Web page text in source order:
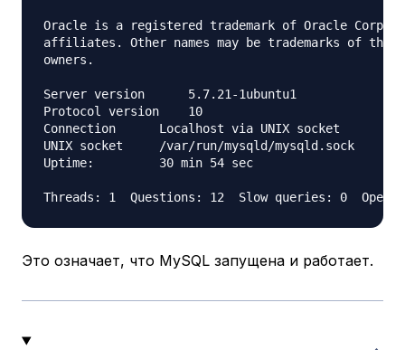
Oracle is a registered trademark of Oracle
affiliates. Other names may be trademarks of
owners.
Server version      5.7.21-1ubuntu1
Protocol version    10
Connection      Localhost via UNIX socket
UNIX socket     /var/run/mysqld/mysqld.sock
Uptime:         30 min 54 sec
Это означает, что MySQL запущена и работает.